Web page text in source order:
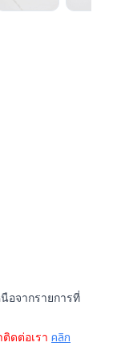
อจากรายการที่
ดต่อเรา คลิก